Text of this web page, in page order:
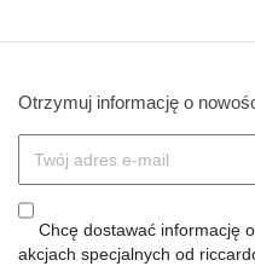
Otrzymuj informację o
Chcę dostawać informację
akcjach specjalnych od